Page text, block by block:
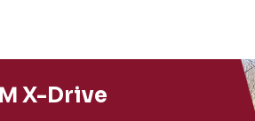
X-Drive